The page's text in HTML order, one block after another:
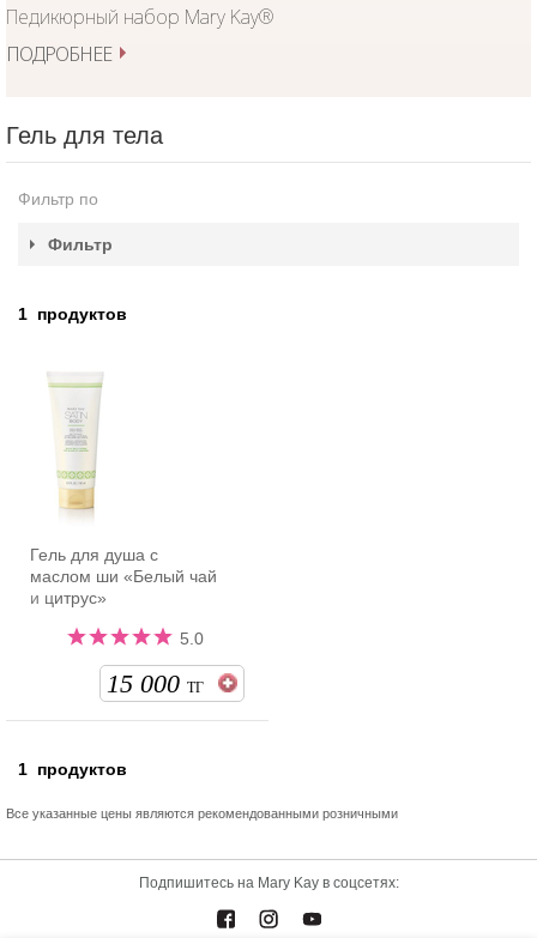
Педикюрный набор Mary Kay®
ПОДРОБНЕЕ
Гель для тела
Фильтр по
Фильтр
1 продуктов
Гель для душа с
маслом ши «Белый чай
и цитрус»
5.0
15 000 ТГ
1 продуктов
Все указанные цены являются рекомендованными розничными
Подпишитесь на Mary Kay в соцсетях: